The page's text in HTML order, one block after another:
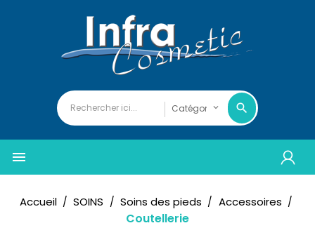

Accueil SOINS Soins des pieds Accessoires
Coutellerie